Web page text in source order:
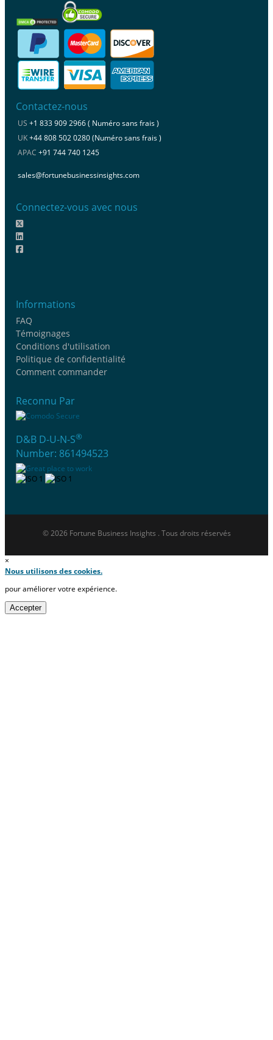
Contactez-nous
US +1 833 909 2966 ( Numéro sans frais )
UK+44 808 502 0280 (Numéro sans frais )
APAC +91 744 740 1245
sales@fortunebusinessinsights.com
Connectez-vous avec nous
Informations
FAQ
Témoignages
Conditions d'utilisation
Politique de confidentialité
Comment commander
Reconnu Par
D&B D-U-N-S®
Number: 861494523
© 2026 Fortune Business Insights . Tous droits réservés
×
Nous utilisons des cookies.
pour améliorer votre expérience.
Accepter